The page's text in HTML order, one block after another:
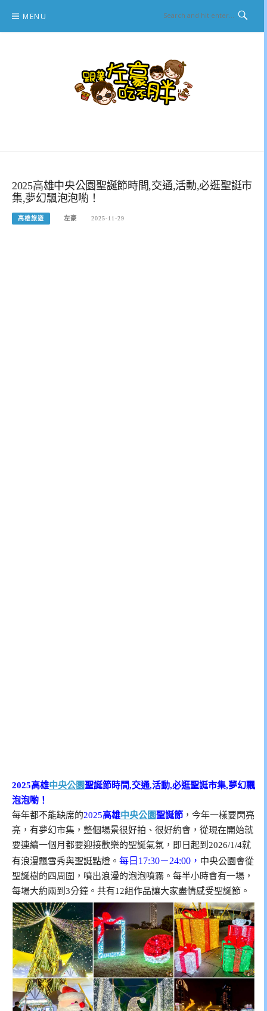
content
MENU
2025高雄中央公園聖誕節時間,交通,活動,必逛聖誔市
集,夢幻飄泡泡喲！
高雄旅遊 左豪 2025-11-29
2025高雄中央公園聖誕節時間,交通,活動,必逛聖誔市集,夢幻飄
泡泡喲！
每年都不能缺席的2025高雄中央公園聖誕節 ，今年一樣要閃亮
亮，有夢幻市集，整個場景很好拍、很好約會， 從現在開始就
要連續一個月都要迎接歡樂的聖誕氣氛，即日起到2026/1/4就
有浪漫飄雪秀與聖誔點燈。 每日17:30－24:00， 中央公園會從
聖誕樹的四周圍，噴出浪漫的泡泡噴霧。每半小時會有一場，
每場大約兩到3分鐘。共有12組作品讓大家盡情感受聖誕節。